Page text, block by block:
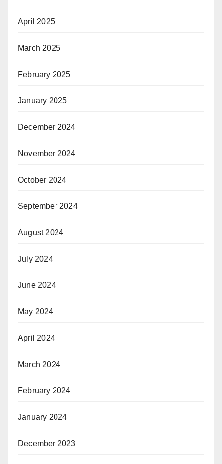
April 2025
March 2025
February 2025
January 2025
December 2024
November 2024
October 2024
September 2024
August 2024
July 2024
June 2024
May 2024
April 2024
March 2024
February 2024
January 2024
December 2023